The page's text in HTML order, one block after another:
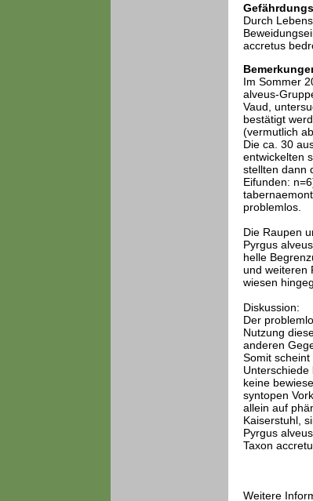
Durch
accretus
Im Sommer
alveus-
Vaud,
bestätigt
(vermutlich
Die ca. 30
entwickelten
stellten dann
Eifunden:
problemlos.
Die Raupen
Pyrgus
helle
und weiteren
wiesen
Diskussion:
Der
Nutzung
anderen
Somit
keine
syntopen
allein auf
Kaiserstuhl,
Pyrgus
Taxon
Weitere